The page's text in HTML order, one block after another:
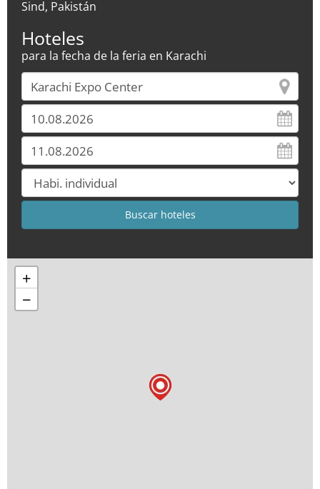
Sind, Pakistán
Hoteles
para la fecha de la feria en Karachi
+
−